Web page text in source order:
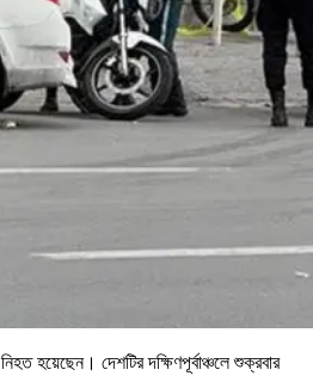
হয়েছেন। দেশটির দক্ষিণপূর্বাঞ্চলে শুক্রবার